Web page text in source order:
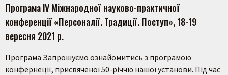
Програма ІV Міжнародної науково-практичної
конференції «Персоналії. Традиції. Поступ», 18-19
вересня 2021 р.
Програма Запрошуємо ознайомитись з програмою
конфернеції, присвяченої 50-річчю нашої установи. Під час